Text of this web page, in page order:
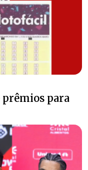
prêmios para